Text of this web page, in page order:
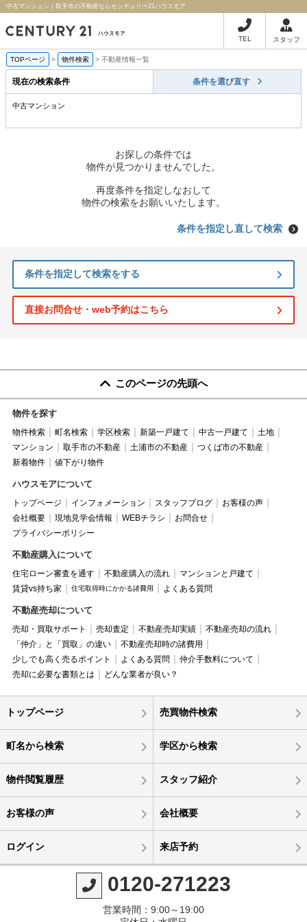
中古マンション｜取手市の不動産ならセンチュリー21ハウスモア
TEL スタッフ
TOPページ > 物件検索 > 不動産情報一覧
現在の検索条件 条件を選び直す
中古マンション
お探しの条件では
物件が見つかりませんでした。
再度条件を指定しなおして
物件の検索をお願いいたします。
条件を指定し直して検索
条件を指定して検索をする
直接お問合せ・web予約はこちら
このページの先頭へ
物件を探す
物件検索 町名検索 学区検索 新築一戸建て 中古一戸建て
土地
マンション
取手市の不動産 土浦市の不動産
つくば市の不動産
新着物件
値下がり物件
ハウスモアについて
トップページ インフォメーション スタッフブログ
お客様の声
会社概要
現地見学会情報 WEBチラシ
お問合せ
プライバシーポリシー
不動産購入について
住宅ローン審査を通す 不動産購入の流れ
マンションと戸建て
賃貸vs持ち家
住宅取得時にかかる諸費用 よくある質問
不動産売却について
売却・買取サポート 売却査定 不動産売却実績
不動産売却の流れ
「仲介」と「買取」の違い
不動産売却時の諸費用
少しでも高く売るポイント
よくある質問
仲介手数料について
売却に必要な書類とは
どんな業者が良い？
トップページ 売買物件検索
町名から検索 学区から検索
物件閲覧履歴 スタッフ紹介
お客様の声 会社概要
ログイン 来店予約
0120-271223
営業時間：9:00～19:00